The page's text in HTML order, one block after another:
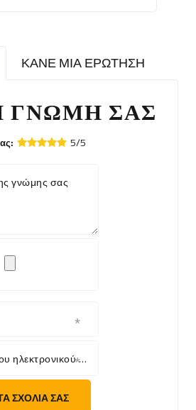
ΚΆΝΕ ΜΙΑ ΕΡΏΤΗΣΗ
ΓΝΏΜΗ ΣΑΣ
5/5
γνώμης σας
Η διεύθυνση του ηλεκτρονικού σου ταχυδρομείου
ΣΧΌΛΙΆ ΣΑΣ